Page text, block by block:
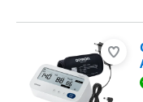
Beoordeling is 8,3 van de